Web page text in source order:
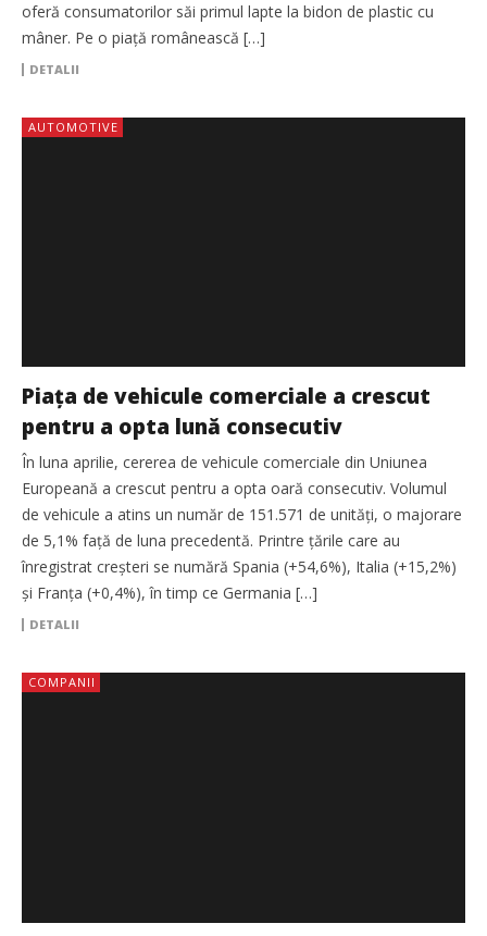
oferă consumatorilor săi primul lapte la bidon de plastic cu
mâner. Pe o piață românească […]
DETALII
AUTOMOTIVE
Piața de vehicule comerciale a crescut
pentru a opta lună consecutiv
În luna aprilie, cererea de vehicule comerciale din Uniunea
Europeană a crescut pentru a opta oară consecutiv. Volumul
de vehicule a atins un număr de 151.571 de unități, o majorare
de 5,1% față de luna precedentă. Printre țările care au
înregistrat creșteri se numără Spania (+54,6%), Italia (+15,2%)
și Franța (+0,4%), în timp ce Germania […]
DETALII
COMPANII